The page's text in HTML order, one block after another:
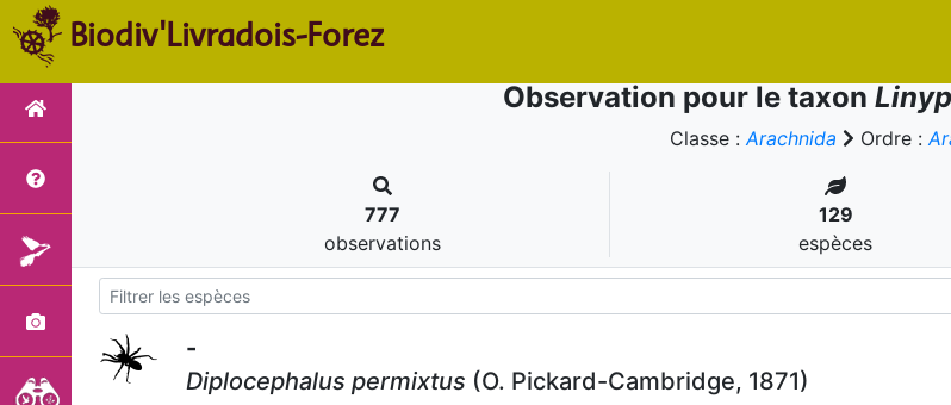
Biodiv'Livradois-Forez
Observation pour le taxon
Classe :Arachnida Ordre :
777
observations
129
espèces
-
Diplocephalus permixtus (O. Pickard-Cambridge, 1871)